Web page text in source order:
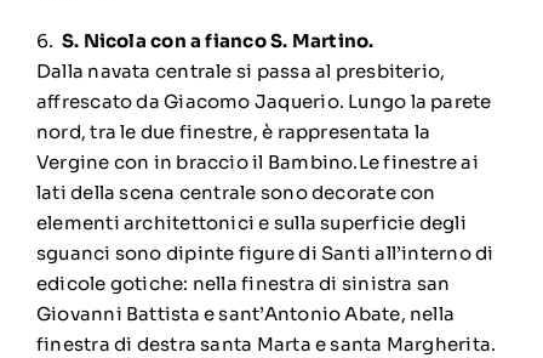
6. S. Nicola con a fianco S. Martino.
Dalla navata centrale si passa al presbiterio,
affrescato da Giacomo Jaquerio. Lungo la parete
nord, tra le due finestre, è rappresentata la
Vergine con in braccio il Bambino.Le finestre ai
lati della scena centrale sono decorate con
elementi architettonici e sulla superficie degli
sguanci sono dipinte figure di Santi all’interno di
edicole gotiche: nella finestra di sinistra san
Giovanni Battista e sant’Antonio Abate, nella
finestra di destra santa Marta e santa Margherita.